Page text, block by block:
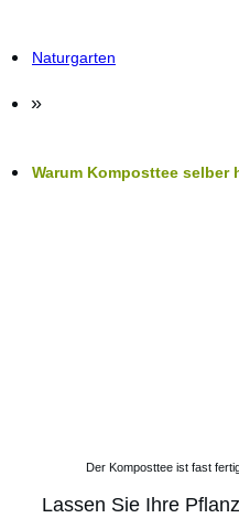
Naturgarten
»
Warum Komposttee selber
Der Komposttee ist fast
Lassen Sie Ihre